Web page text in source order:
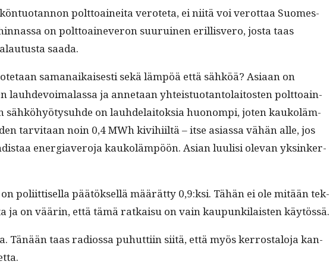
polt­toainei­ta verote­ta, ei niitä voi verot­taa Suomes­
on polt­toain­everon suu­ru­inen eril­lisvero, jos­ta taas
saada.
samanaikaises­ti sekä läm­pöä että sähköä? Asi­aan on
ja annetaan yhteis­tuotan­to­laitosten polt­toain­
sähköhyö­ty­suhde on lauhde­laitok­sia huonom­pi, joten kaukoläm­
tarvi­taan noin 0,4 MWh kivi­hi­iltä – itse asi­as­sa vähän alle, jos
ener­giavero­ja kaukoläm­pöön. Asian luulisi ole­van yksinker­
poli­it­tisel­la päätök­sel­lä määrät­ty 0,9:ksi. Tähän ei ole mitään tek­
ja on väärin, että tämä ratkaisu on vain kaupunki­lais­ten käytössä.
Tänään taas radios­sa puhut­ti­in siitä, että myös ker­rostalo­ja kan­